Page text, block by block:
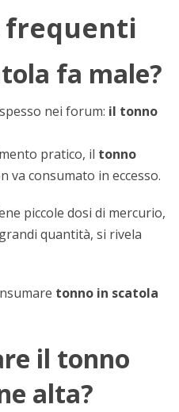
frequenti
fa male?
nei forum: il tonno
pratico, il tonno
va consumato in eccesso.
piccole dosi di mercurio,
quantità, si rivela
tonno in scatola
il tonno
alta?